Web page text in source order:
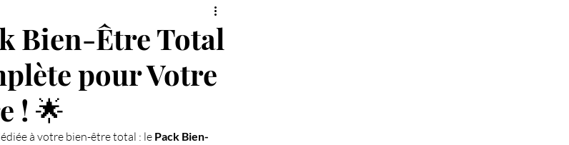
Quand prendre rendez-vous ?
Pendule EFT
Bien-Être Total
pour Votre
! 🌟
à votre bien-être total : le Pack Bien-